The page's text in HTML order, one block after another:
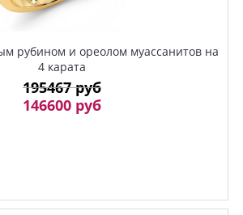
рубином и ореолом муассанитов на
4 карата
195467 руб
146600 руб